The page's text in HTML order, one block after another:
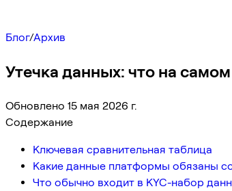
Блог/Архив
Утечка данных: что на
Обновлено 15 мая 2026 г.
Содержание
Ключевая сравнительная таблица
Какие данные платформы обязаны
Что обычно входит в KYC-набор